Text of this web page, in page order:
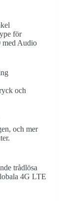
för
med Audio
och
och mer
trådlösa
4G LTE